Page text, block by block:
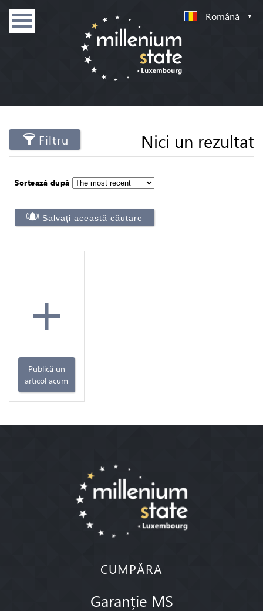
Română
Filtru Nici un rezultat
Sortează după
Salvați această căutare
+
Publică un
articol acum
CUMPĂRA
Garanție MS